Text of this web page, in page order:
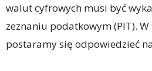
walut cyfrowych musi być
zeznaniu podatkowym (PIT).
postaramy się odpowiedzieć